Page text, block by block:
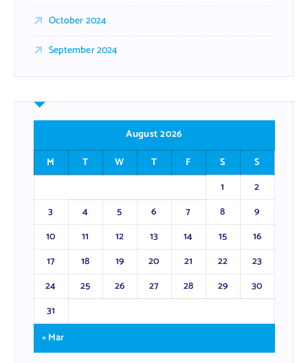
October 2024
September 2024
August 2026
M
T W T F S
S
1
2
3
4 5 6 7 8
9
10
11 12 13 14 15
16
17
18 19 20 21 22
23
24
25 26 27 28 29
30
31
« Mar